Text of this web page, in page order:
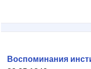
Воспоминания